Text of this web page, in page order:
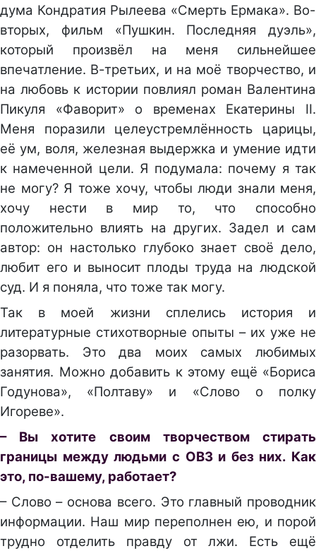
дума Кондратия Рылеева «Смерть Ермака». Во-
вторых, фильм «Пушкин. Последняя дуэль»,
который произвёл на меня сильнейшее
впечатление. В-третьих, и на моё творчество, и
на любовь к истории повлиял роман Валентина
Пикуля «Фаворит» о временах Екатерины II.
Меня поразили целеустремлённость царицы,
её ум, воля, железная выдержка и умение идти
к намеченной цели. Я подумала: почему я так
не могу? Я тоже хочу, чтобы люди знали меня,
хочу нести в мир то, что способно
положительно влиять на других. Задел и сам
автор: он настолько глубоко знает своё дело,
любит его и выносит плоды труда на людской
суд. И я поняла, что тоже так могу.
Так в моей жизни сплелись история и
литературные стихотворные опыты – их уже не
разорвать. Это два моих самых любимых
занятия. Можно добавить к этому ещё «Бориса
Годунова», «Полтаву» и «Слово о полку
Игореве».
– Вы хотите своим творчеством стирать
границы между людьми с ОВЗ и без них. Как
это, по-вашему, работает?
– Слово – основа всего. Это главный проводник
информации. Наш мир переполнен ею, и порой
трудно отделить правду от лжи. Есть ещё